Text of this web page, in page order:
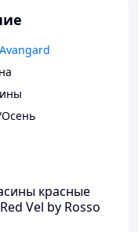
красные
Vel by Rosso